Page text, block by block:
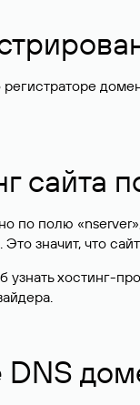
сайта
по полю
значит, что
хостинг-
DNS